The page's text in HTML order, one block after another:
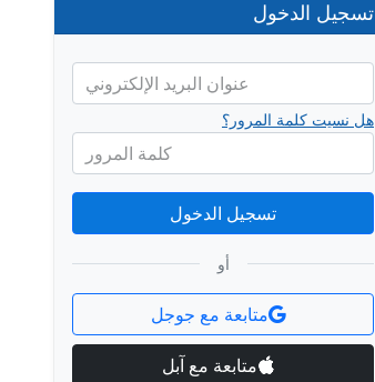
تسجيل الدخول
عنوان البريد الإلكتروني
كلمة المرور
هل نسيت كلمة المرور؟
تسجيل الدخول
أو
متابعة مع جوجل
متابعة مع آبل